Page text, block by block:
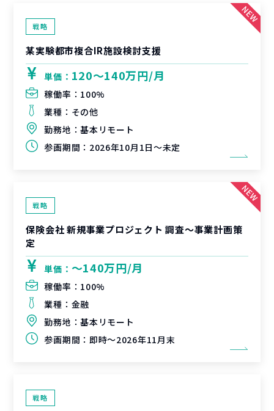
戦略
某実験都市複合IR施設検討支援
単価： 120〜140万円/月
稼働率： 100%
業種： その他
勤務地：基本リモート
参画期間： 2026年10月1日～未定
戦略
保険会社 新規事業プロジェクト 調査〜事業計画策
定
単価： 〜140万円/月
稼働率： 100%
業種： 金融
勤務地：基本リモート
参画期間： 即時～2026年11月末
戦略